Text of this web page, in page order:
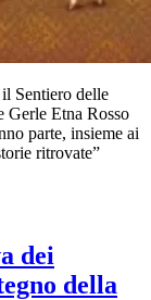
Sentiero delle
Gerle Etna Rosso
parte, insieme ai
ritrovate”
dei
della